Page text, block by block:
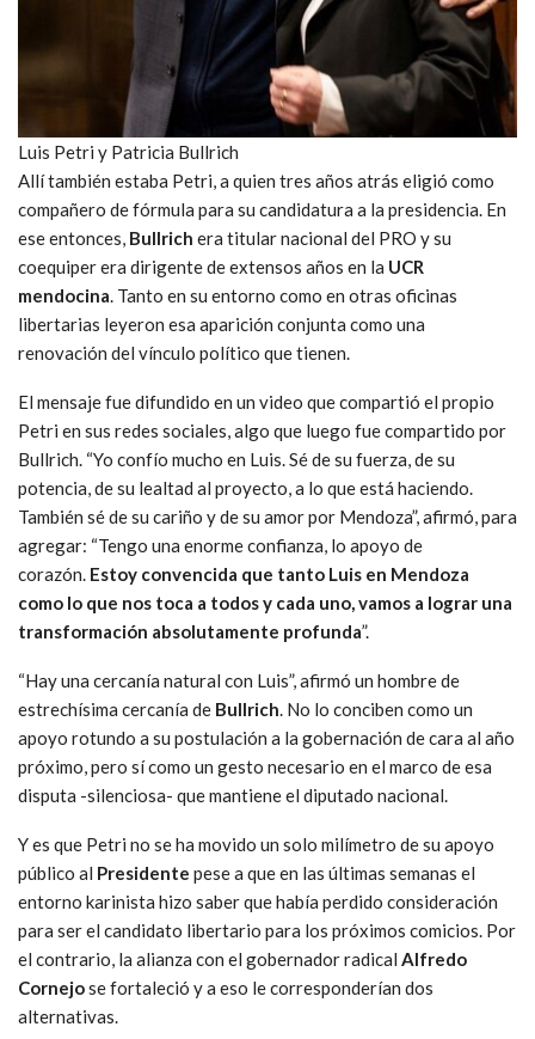
Luis Petri y Patricia Bullrich
Allí también estaba Petri, a quien tres años atrás eligió como
compañero de fórmula para su candidatura a la presidencia. En
ese entonces, Bullrich era titular nacional del PRO y su
coequiper era dirigente de extensos años en la UCR
mendocina . Tanto en su entorno como en otras oficinas
libertarias leyeron esa aparición conjunta como una
renovación del vínculo político que tienen.
El mensaje fue difundido en un video que compartió el propio
Petri en sus redes sociales, algo que luego fue compartido por
Bullrich. “Yo confío mucho en Luis. Sé de su fuerza, de su
potencia, de su lealtad al proyecto, a lo que está haciendo.
También sé de su cariño y de su amor por Mendoza”, afirmó, para
agregar: “Tengo una enorme confianza, lo apoyo de
corazón. Estoy convencida que tanto Luis en Mendoza
como lo que nos toca a todos y cada uno, vamos a lograr una
transformación absolutamente profunda”.
“Hay una cercanía natural con Luis”, afirmó un hombre de
estrechísima cercanía de Bullrich . No lo conciben como un
apoyo rotundo a su postulación a la gobernación de cara al año
próximo, pero sí como un gesto necesario en el marco de esa
disputa -silenciosa- que mantiene el diputado nacional.
Y es que Petri no se ha movido un solo milímetro de su apoyo
público al Presidente pese a que en las últimas semanas el
entorno karinista hizo saber que había perdido consideración
para ser el candidato libertario para los próximos comicios. Por
el contrario, la alianza con el gobernador radical Alfredo
Cornejose fortaleció y a eso le corresponderían dos
alternativas.